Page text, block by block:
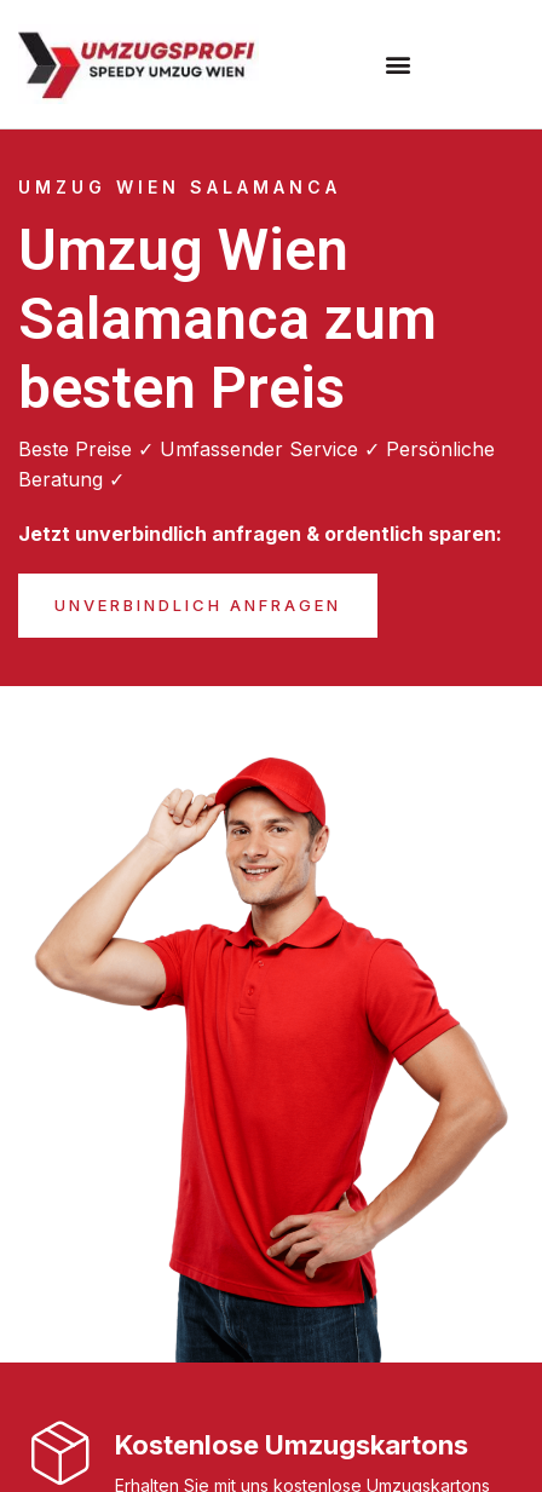
UMZUG WIEN SALAMANCA
Umzug Wien
Salamanca zum
besten Preis
Beste Preise ✓ Umfassender Service ✓ Persönliche
Beratung ✓
Jetzt unverbindlich anfragen & ordentlich sparen:
UNVERBINDLICH ANFRAGEN
Kostenlose Umzugskartons
Erhalten Sie mit uns kostenlose Umzugskartons